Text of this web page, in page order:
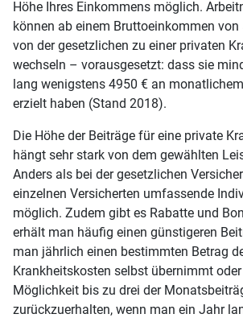
Höhe Ihres Einkommens möglich.
können ab einem Bruttoeinkommen
von der gesetzlichen zu einer privaten
wechseln – vorausgesetzt: dass sie
lang wenigstens 4950 € an
erzielt haben (Stand 2018).
Die Höhe der Beiträge für eine private
hängt sehr stark von dem gewählten
Anders als bei der gesetzlichen
einzelnen Versicherten umfassende
möglich. Zudem gibt es Rabatte und
erhält man häufig einen günstigeren
man jährlich einen bestimmten Betrag
Krankheitskosten selbst übernimmt
Möglichkeit bis zu drei der
zurückzuerhalten, wenn man ein Jahr